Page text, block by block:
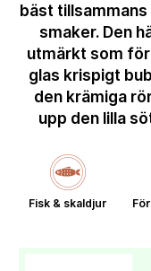
bäst
smaker. Den
utmärkt som
glas krispigt
den krämiga
upp den lilla
Fisk & skaldjur